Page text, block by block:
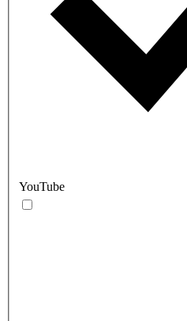
YouTube